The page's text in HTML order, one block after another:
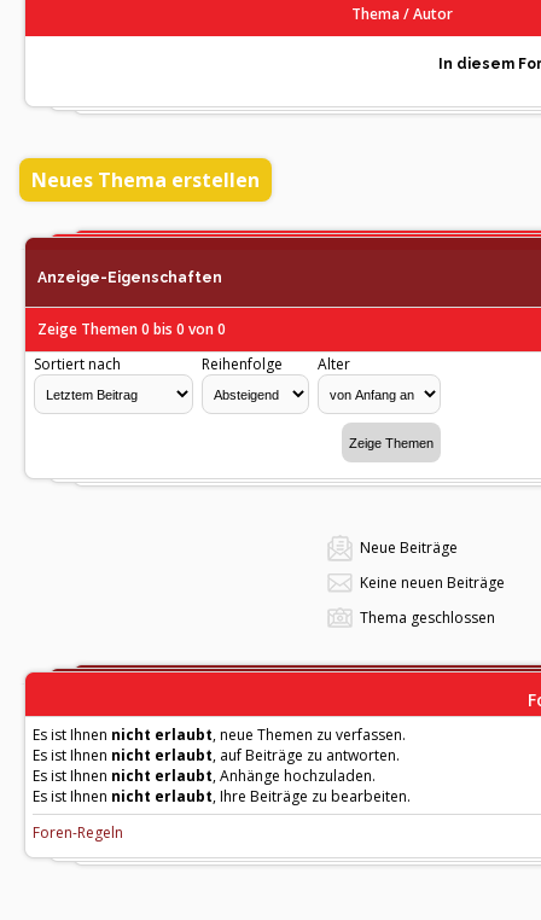
Thema/Autor
In diesem
Neues Thema erstellen
Anzeige-Eigenschaften
Zeige Themen 0 bis 0 von 0
Sortiert nach
Reihenfolge Alter
Neue Beiträge
Keine neuen Beiträge
Thema geschlossen
Es ist Ihnen nicht erlaubt, neue Themen zu verfassen.
Es ist Ihnen nicht erlaubt, auf Beiträge zu antworten.
Es ist Ihnen nicht erlaubt, Anhänge hochzuladen.
Es ist Ihnen nicht erlaubt, Ihre Beiträge zu bearbeiten.
Foren-Regeln